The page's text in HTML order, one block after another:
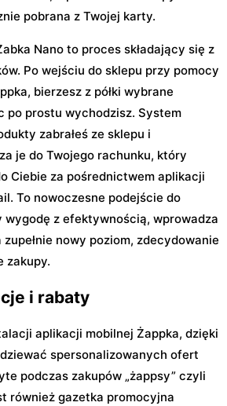
pobrana z Twojej karty.
Nano to proces składający się z
Po wejściu do sklepu przy pomocy
bierzesz z półki wybrane
po prostu wychodzisz. System
zabrałeś ze sklepu i
je do Twojego rachunku, który
Ciebie za pośrednictwem aplikacji
To nowoczesne podejście do
wygodę z efektywnością, wprowadza
nowy poziom, zdecydowanie
zakupy.
i rabaty
aplikacji mobilnej Żappka, dzięki
spersonalizowanych ofert
podczas zakupów „żappsy” czyli
również gazetka promocyjna